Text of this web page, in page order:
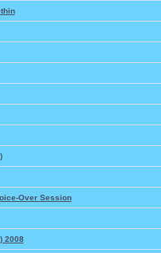
Over Session
2008